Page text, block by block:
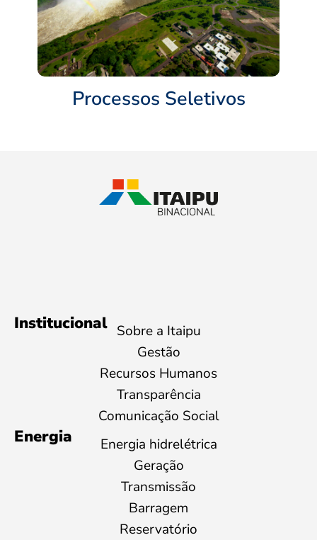
Processos Seletivos
Institucional Sobre a Itaipu
Gestão
Recursos Humanos
Transparência
Comunicação Social
Energia
Energia hidrelétrica
Geração
Transmissão
Barragem
Reservatório